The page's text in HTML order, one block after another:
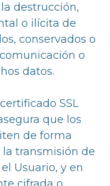
destrucción,
o ilícita de
conservados o
o
datos.
SSL
que los
de forma
transmisión de
Usuario, y en